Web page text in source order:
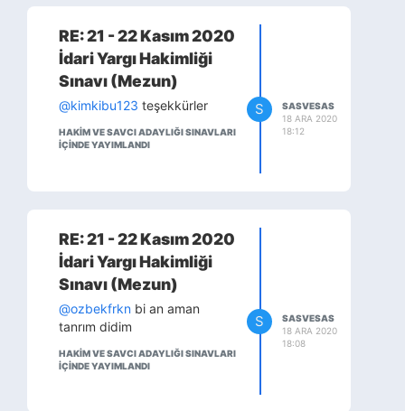
RE: 21 - 22 Kasım 2020
İdari Yargı Hakimliği
Sınavı (Mezun)
@kimkibu123 teşekkürler
HAKİM VE SAVCI ADAYLIĞI SINAVLARI
IÇINDE YAYIMLANDI
S
SASVESAS
18 ARA 2020
18:12
RE: 21 - 22 Kasım 2020
İdari Yargı Hakimliği
Sınavı (Mezun)
@ozbekfrkn bi an aman
tanrım didim
HAKİM VE SAVCI ADAYLIĞI SINAVLARI
IÇINDE YAYIMLANDI
S
SASVESAS
18 ARA 2020
18:08